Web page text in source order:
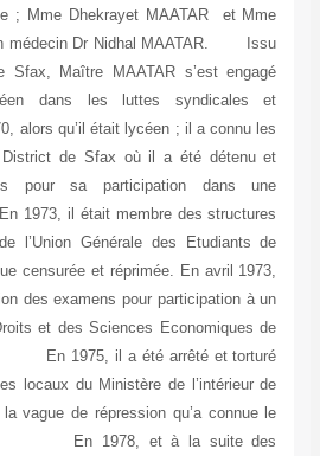
; Mme Dhekrayet MAATAR et Mme
médecin Dr Nidhal MAATAR. Issu
Sfax, Maître MAATAR s’est engagé
dans les luttes syndicales et
alors qu’il était lycéen ; il a connu les
de Sfax où il a été détenu et
pour sa participation dans une
il était membre des structures
l’Union Générale des Etudiants de
censurée et réprimée. En avril 1973,
des examens pour participation à un
et des Sciences Economiques de
1975, il a été arrêté et torturé
locaux du Ministère de l’intérieur de
vague de répression qu’a connue le
En 1978, et à la suite des